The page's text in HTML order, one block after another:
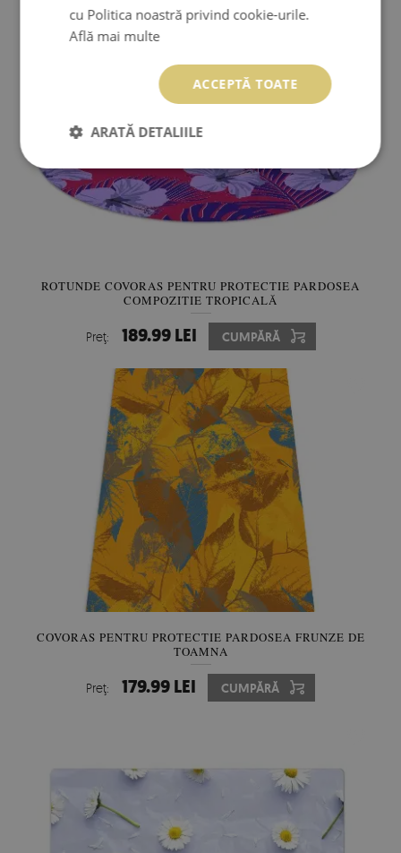
ROTUNDE COVORAS PENTRU PROTECTIE PARDOSEA
COMPOZIȚIE TROPICALĂ
Preţ: 189.99 LEI CUMPĂRĂ
COVORAS PENTRU PROTECTIE PARDOSEA FRUNZE DE
TOAMNA
Preţ: 179.99 LEI CUMPĂRĂ
cu Politica noastră privind cookie-urile.
Află mai multe
ACCEPTĂ TOATE
ARATĂ DETALIILE